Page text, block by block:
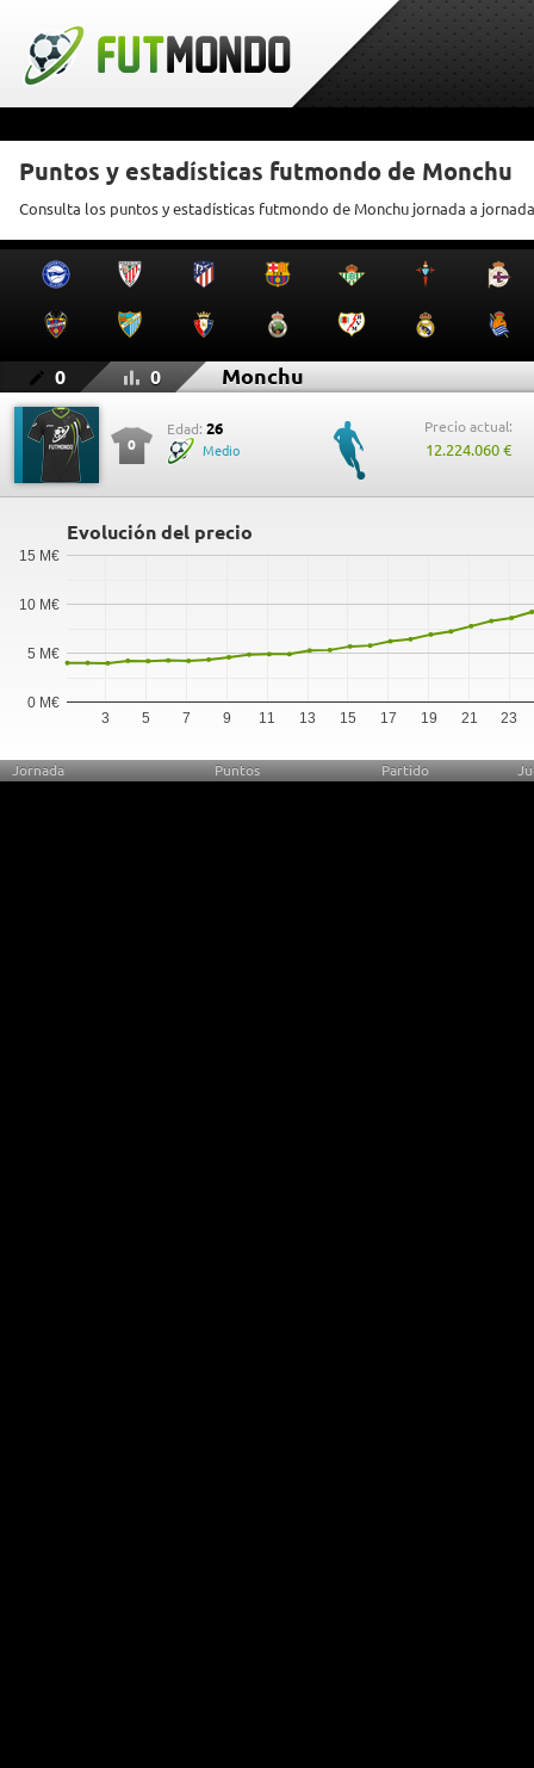
Puntos y estadísticas futmondo de Monchu
Consulta los puntos y estadísticas futmondo de Monchu jornada a jornada
0 0 Monchu
0
Edad: 26
Medio
Precio actual:
12.224.060 €
Evolución del precio
3 5 7 9 11 13 15 17 19 21 23
0 M€
5 M€
10 M€
15 M€
Jornada Puntos Partido